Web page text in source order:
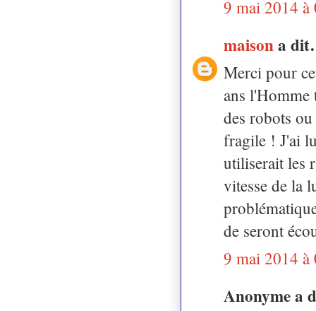
9 mai 2014 à
maisona
Merci pour
ans l'Homme
des robots
fragile ! J'ai
utiliserait les
vitesse de la
de seront
9 mai 2014 à
Anonyme a